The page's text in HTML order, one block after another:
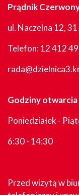
Prądnik
ul. Naczelna 12,
Telefon:12 412
Godziny otwarcia
Poniedziałek -
6:30 - 14:30
Przed wizytą w